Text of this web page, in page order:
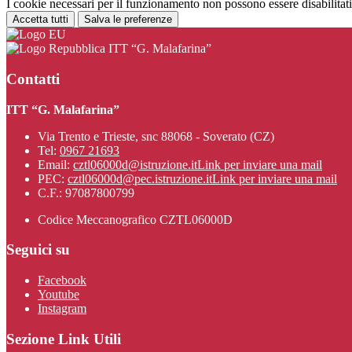
I cookie necessari per il funzionamento non possono essere
Accetta tutti Salva le preferenze
ITT “G. Malafarina”
Contatti
ITT “G. Malafarina”
Via Trento e Trieste, snc 88068 - Soverato (CZ)
Tel: 0967 21693
Email: cztl06000d@istruzione.itLink per inviare una mail
PEC: cztl06000d@pec.istruzione.itLink per inviare una mail
C.F.: 97087800799
Codice Meccanografico CZTL06000D
Seguici su
Facebook
Youtube
Instagram
Sezione Link Utili